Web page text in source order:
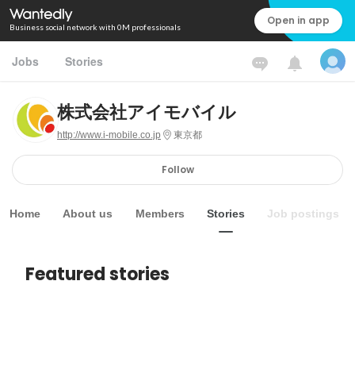
Business social network with 0M professionals Open in app
Jobs Stories
株式会社アイモバイル
http://www.i-mobile.co.jp 東京都
Follow
Home About us Members Stories Job postings
Featured stories